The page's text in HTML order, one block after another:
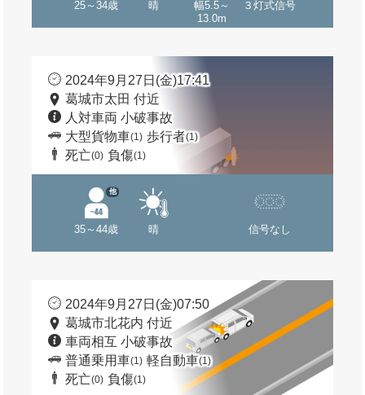
25～34歳 晴
幅5.5～
13.0m
３灯式信号
2024年9月27日(金)17:41
葛城市太田 付近
人対車両 小破事故
大型貨物車(1) 歩行者(1)
死亡(0) 負傷(1)
35～44歳
他
晴 信号なし
2024年9月27日(金)07:50
葛城市北花内 付近
車両相互 小破事故
普通乗用車(1) 軽自動車(1)
死亡(0) 負傷(1)